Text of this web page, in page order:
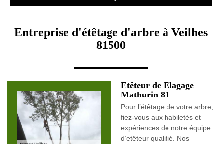
Entreprise d'étêtage d'arbre à Veilhes
81500
Etêteur de Elagage
Mathurin 81
Pour l’étêtage de votre arbre,
fiez-vous aux habiletés et
expériences de notre équipe
d’etêteur qualifié. Nos